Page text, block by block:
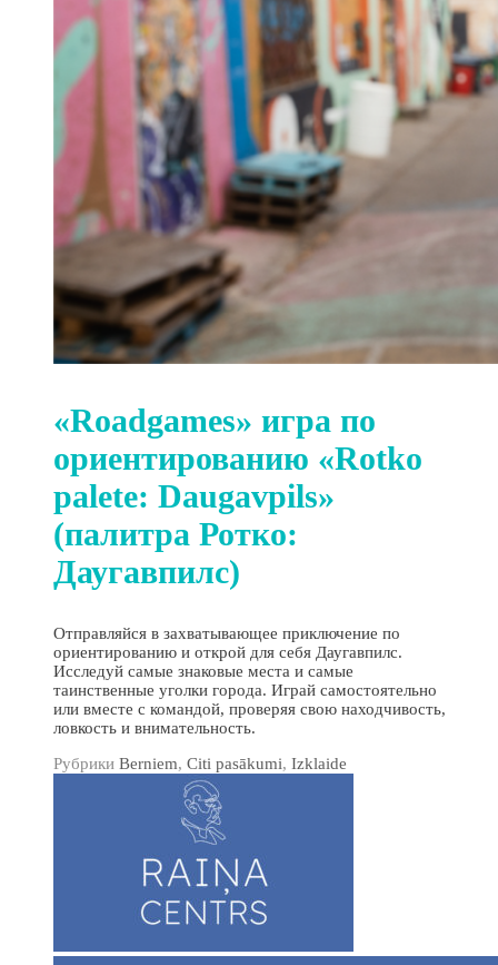
«Roadgames» игра по
ориентированию «Rotko
palete: Daugavpils»
(палитра Ротко:
Даугавпилс)
Отправляйся в захватывающее приключение по
ориентированию и открой для себя Даугавпилс.
Исследуй самые знаковые места и самые
таинственные уголки города. Играй самостоятельно
или вместе с командой, проверяя свою находчивость,
ловкость и внимательность.
Рубрики Berniem, Citi pasākumi, Izklaide